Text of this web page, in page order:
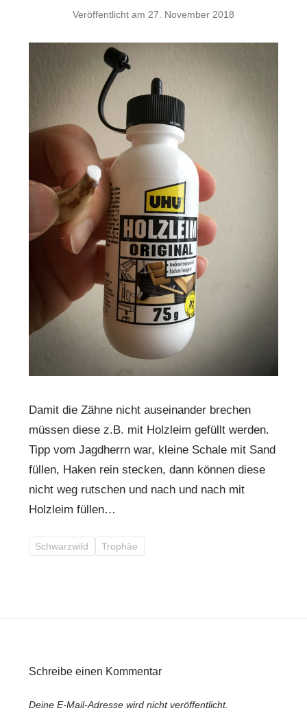
Veröffentlicht am 27. November 2018
Damit die Zähne nicht auseinander brechen
müssen diese z.B. mit Holzleim gefüllt werden.
Tipp vom Jagdherrn war, kleine Schale mit Sand
füllen, Haken rein stecken, dann können diese
nicht weg rutschen und nach und nach mit
Holzleim füllen…
Schwarzwild Trophäe
Schreibe einen Kommentar
Deine E-Mail-Adresse wird nicht veröffentlicht.